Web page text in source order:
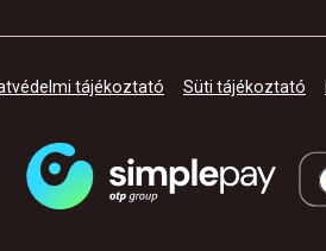
tájékoztató Süti tájékoztató